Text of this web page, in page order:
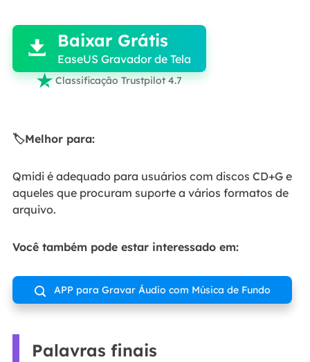
 Baixar Grátis
EaseUS Gravador de Tela
 Classificação Trustpilot 4.7
🏷️Melhor para:
Qmidi é adequado para usuários com discos CD+G e
aqueles que procuram suporte a vários formatos de
arquivo.
Você também pode estar interessado em:
 APP para Gravar Áudio com Música de Fundo
Palavras finais